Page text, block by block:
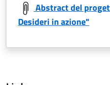
Abstract del
Desideri in azione"